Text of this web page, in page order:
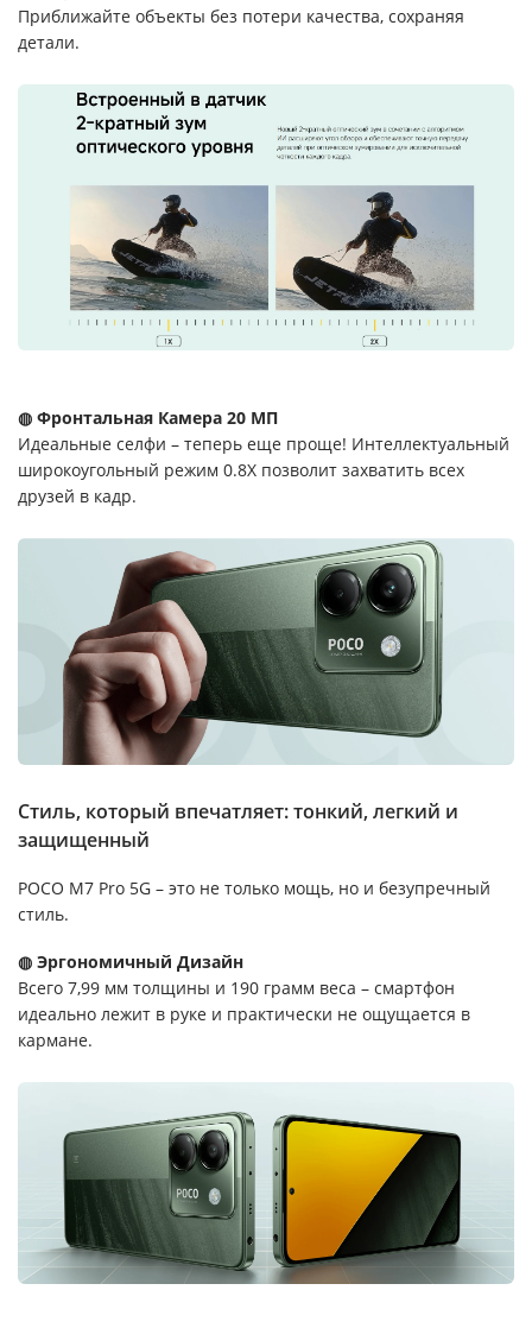
Приближайте объекты без потери качества, сохраняя
детали.
◍ Фронтальная Камера 20 МП
Идеальные селфи – теперь еще проще! Интеллектуальный
широкоугольный режим 0.8X позволит захватить всех
друзей в кадр.
Стиль, который впечатляет: тонкий, легкий и
защищенный
POCO M7 Pro 5G – это не только мощь, но и безупречный
стиль.
◍ Эргономичный Дизайн
Всего 7,99 мм толщины и 190 грамм веса – смартфон
идеально лежит в руке и практически не ощущается в
кармане.